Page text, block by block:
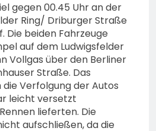
gegen 00.45 Uhr an der
Ring/ Driburger Straße
Die beiden Fahrzeuge
auf dem Ludwigsfelder
Vollgas über den Berliner
Straße. Das
Verfolgung der Autos
leicht versetzt
lieferten. Die
aufschließen, da die